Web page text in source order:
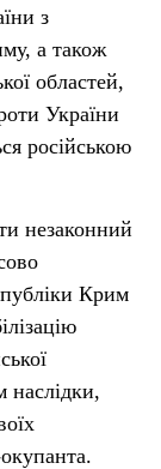
з
а також
областей,
України
російською
незаконний
Крим
наслідки,